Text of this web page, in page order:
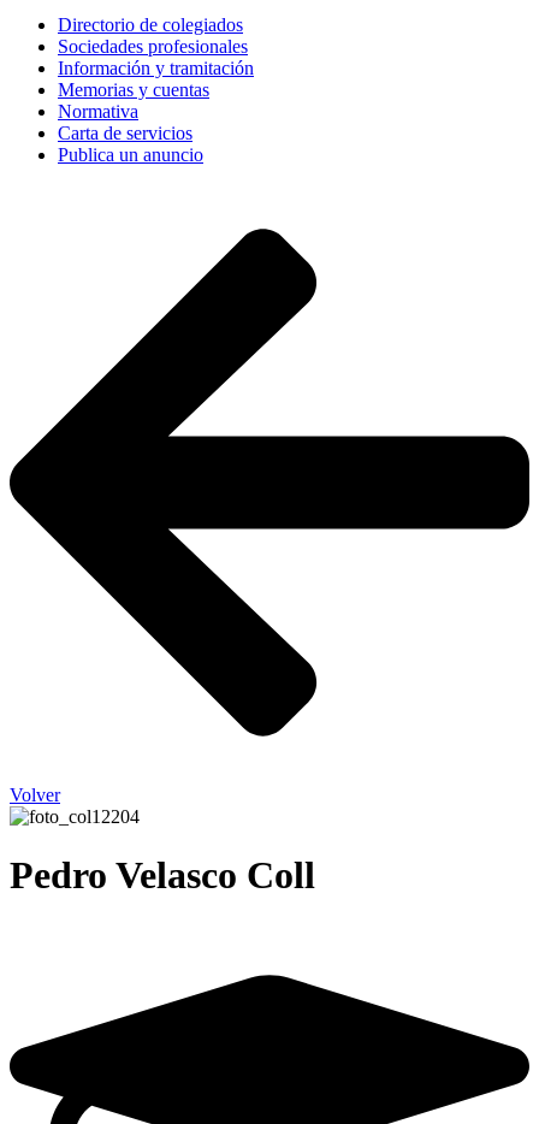
Directorio de colegiados
Sociedades profesionales
Información y tramitación
Memorias y cuentas
Normativa
Carta de servicios
Publica un anuncio
Volver
Pedro Velasco Coll